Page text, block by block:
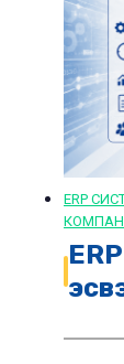
ERP